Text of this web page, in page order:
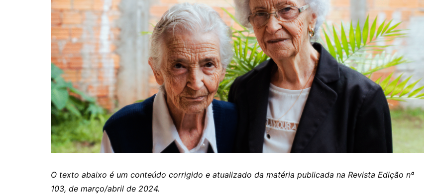
O texto abaixo é um conteúdo corrigido e atualizado da matéria publicada na Revista Edição nº
103, de março/abril de 2024.